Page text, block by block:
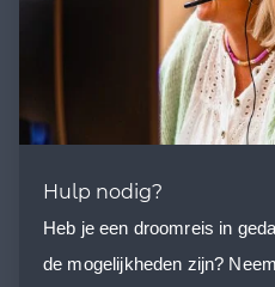
Hulp nodig?
Heb je een droomreis in
de mogelijkheden zijn?